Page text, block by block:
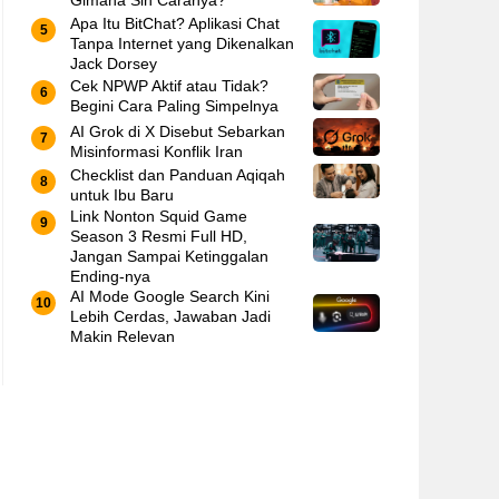
Apa Itu BitChat? Aplikasi Chat
Tanpa Internet yang Dikenalkan
Jack Dorsey
Cek NPWP Aktif atau Tidak?
Begini Cara Paling Simpelnya
AI Grok di X Disebut Sebarkan
Misinformasi Konflik Iran
Checklist dan Panduan Aqiqah
untuk Ibu Baru
Link Nonton Squid Game
Season 3 Resmi Full HD,
Jangan Sampai Ketinggalan
Ending-nya
AI Mode Google Search Kini
Lebih Cerdas, Jawaban Jadi
Makin Relevan